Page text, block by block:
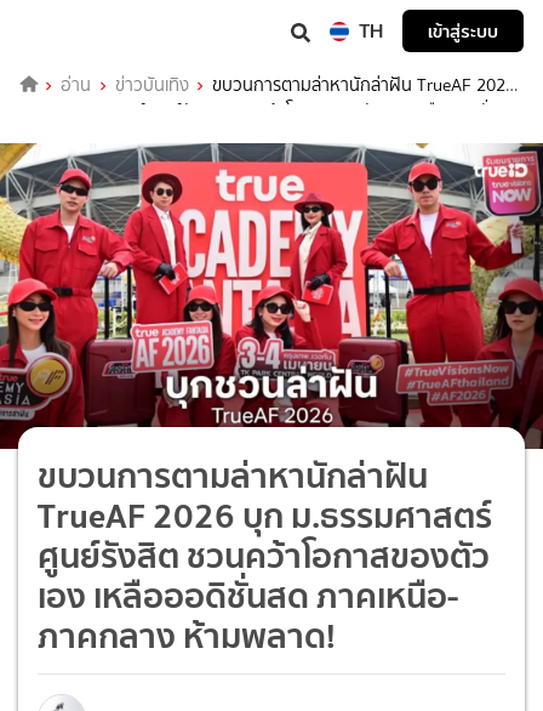
TH เข้าสู่ระบบ
อ่าน ข่าวบันเทิง
ขบวนการตามล่าหานักล่าฝัน TrueAF 2026
บุก ม.ธรรมศาสตร์ ศูนย์รังสิต ชวนคว้าโอกาสของตัวเอง เหลือออดิชั่นสด
ขบวนการตามล่าหานักล่าฝัน
TrueAF 2026 บุก ม.ธรรมศาสตร์
ศูนย์รังสิต ชวนคว้าโอกาสของตัว
เอง เหลือออดิชั่นสด ภาคเหนือ-
ภาคกลาง ห้ามพลาด!